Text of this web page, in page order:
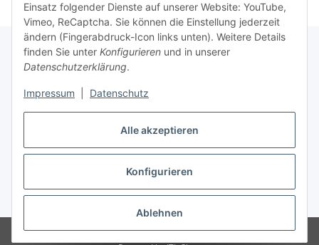
Alle akzeptieren
Konfigurieren
Ablehnen
Einsatz folgender Dienste auf unserer Website: YouTube,
Vimeo, ReCaptcha. Sie können die Einstellung jederzeit
ändern (Fingerabdruck-Icon links unten). Weitere Details
finden Sie unter Konfigurieren und in unserer
Datenschutzerklärung.
Impressum Datenschutz
Gesetzliche Informationen
Vertrag widerrufen
* Alle Preise inkl. gesetzlicher USt., zzgl.Versand
© Easy-Tex.com